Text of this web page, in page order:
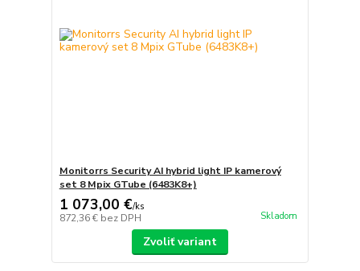
Monitorrs Security AI hybrid light IP kamerový
set 8 Mpix GTube (6483K8+)
1 073,00 €/ks
872,36 € bez DPH Skladom
Zvoliť variant